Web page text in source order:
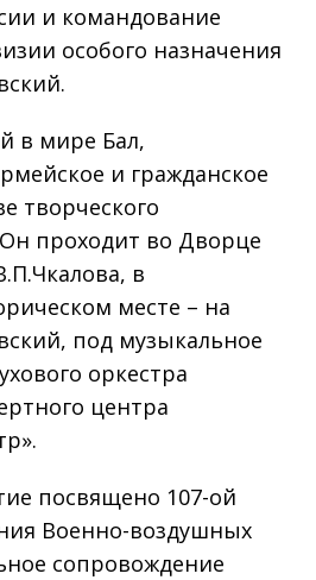
и командование
особого назначения
в мире Бал,
и гражданское
творческого
проходит во Дворце
в
месте – на
под музыкальное
оркестра
центра
посвящено 107-ой
Военно-воздушных
сопровождение